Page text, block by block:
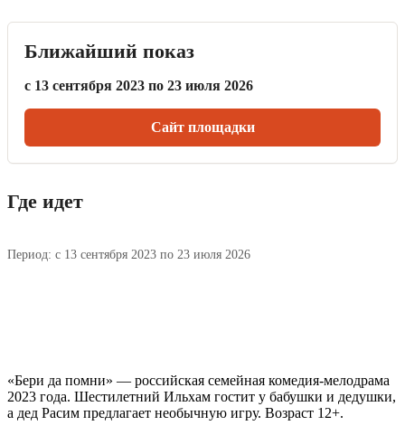
Ближайший показ
с 13 сентября 2023 по 23 июля 2026
Сайт площадки
Где идет
Период: с 13 сентября 2023 по 23 июля 2026
«Бери да помни» — российская семейная комедия-мелодрама
2023 года. Шестилетний Ильхам гостит у бабушки и дедушки,
а дед Расим предлагает необычную игру. Возраст 12+.